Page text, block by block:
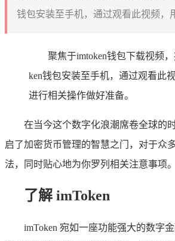
钱包安装至手机，通过观看此视频，
聚焦于imtoken钱包下载视频
ken钱包安装至手机，通过观看此
进行相关操作做好准备。
在当今这个数字化浪潮席卷全球的
启了加密货币管理的智慧之门，对于众
法，同时贴心地为你罗列相关注意事项。
了解 imToken
imToken 宛如一座功能强大的数字